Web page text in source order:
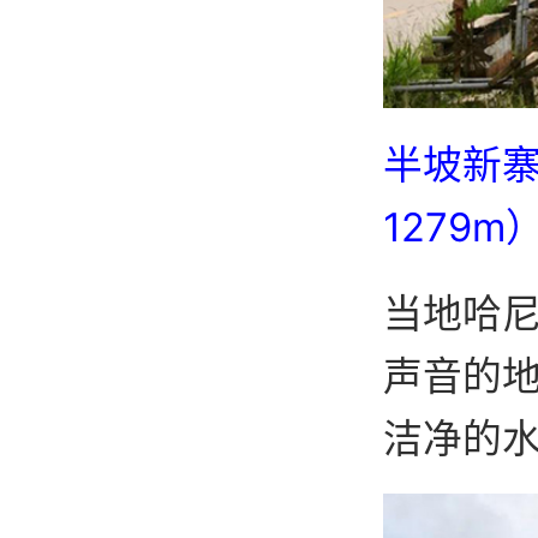
半坡新
1279m
当地哈
声音的
洁净的